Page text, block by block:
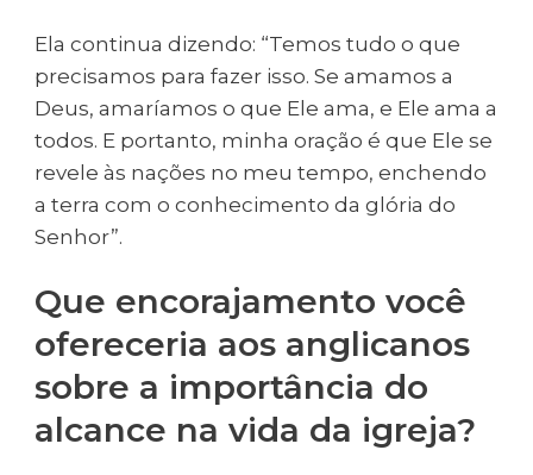
Ela continua dizendo: “Temos tudo o que
precisamos para fazer isso. Se amamos a
Deus, amaríamos o que Ele ama, e Ele ama a
todos. E portanto, minha oração é que Ele se
revele às nações no meu tempo, enchendo
a terra com o conhecimento da glória do
Senhor”.
Que encorajamento você
ofereceria aos anglicanos
sobre a importância do
alcance na vida da igreja?